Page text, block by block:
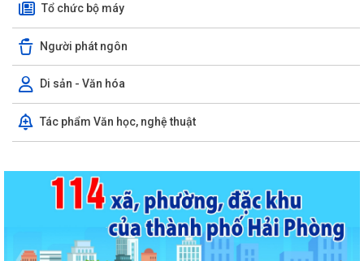
Tổ chức bộ máy
Người phát ngôn
Di sản - Văn hóa
Tác phẩm Văn học, nghệ thuật